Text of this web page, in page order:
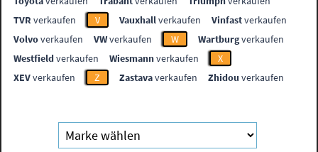
TVR verkaufen V Vauxhallverkaufen Vinfastverkaufen
Volvoverkaufen VWverkaufen W Wartburgverkaufen
Westfieldverkaufen Wiesmannverkaufen
X
XEVverkaufen Z Zastavaverkaufen Zhidou verkaufen